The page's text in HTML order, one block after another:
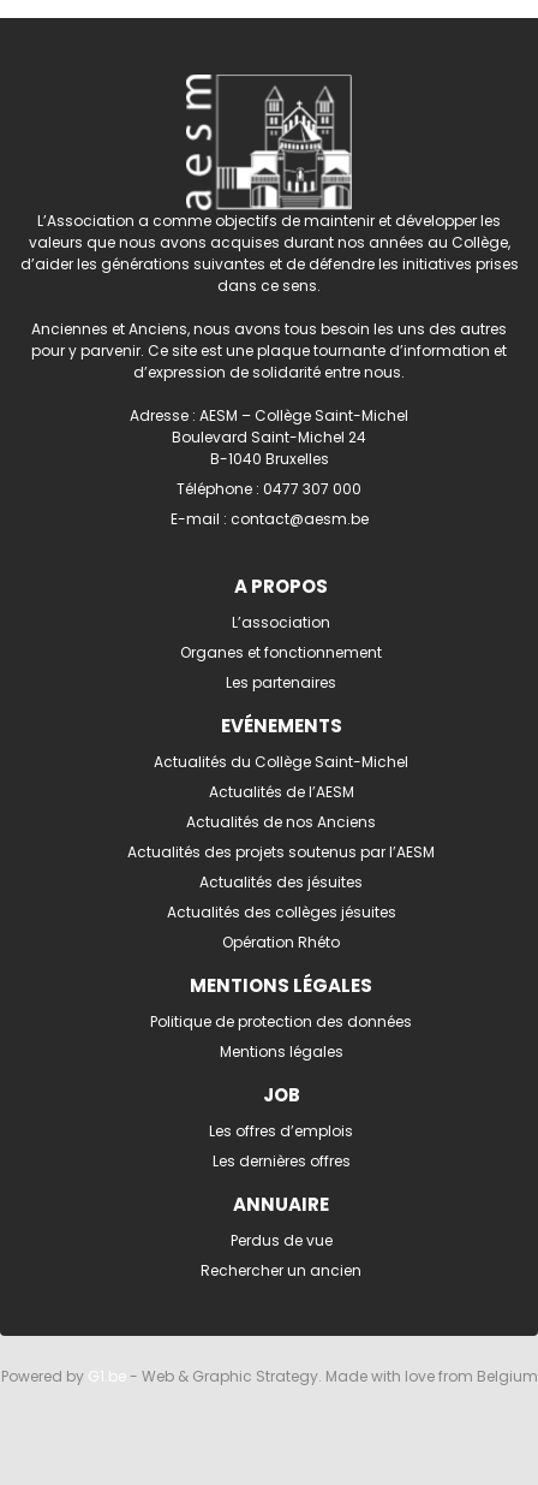
L’Association a comme objectifs de maintenir et développer les
valeurs que nous avons acquises durant nos années au Collège,
d’aider les générations suivantes et de défendre les initiatives prises
dans ce sens.
Anciennes et Anciens, nous avons tous besoin les uns des autres
pour y parvenir. Ce site est une plaque tournante d’information et
d’expression de solidarité entre nous.
Adresse : AESM – Collège Saint-Michel
Boulevard Saint-Michel 24
B-1040 Bruxelles
Téléphone : 0477 307 000
E-mail : contact@aesm.be
A PROPOS
L’association
Organes et fonctionnement
Les partenaires
EVÉNEMENTS
Actualités du Collège Saint-Michel
Actualités de l’AESM
Actualités de nos Anciens
Actualités des projets soutenus par l’AESM
Actualités des jésuites
Actualités des collèges jésuites
Opération Rhéto
MENTIONS LÉGALES
Politique de protection des données
Mentions légales
JOB
Les offres d’emplois
Les dernières offres
ANNUAIRE
Perdus de vue
Rechercher un ancien
Powered by G1.be- Web & Graphic Strategy. Made with love from Belgium